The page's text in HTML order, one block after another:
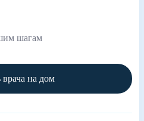
шагам
врача на дом